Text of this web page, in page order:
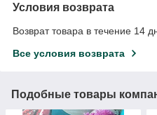
Условия возврата
Возврат товара в течение 14
Все условия возврата
Подобные товары